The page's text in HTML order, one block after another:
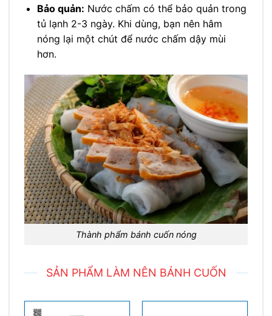
Bảo quản: Nước chấm có thể bảo quản trong
tủ lạnh 2-3 ngày. Khi dùng, bạn nên hâm
nóng lại một chút để nước chấm dậy mùi
hơn.
Thành phẩm bánh cuốn nóng
SẢN PHẨM LÀM NÊN BÁNH CUỐN